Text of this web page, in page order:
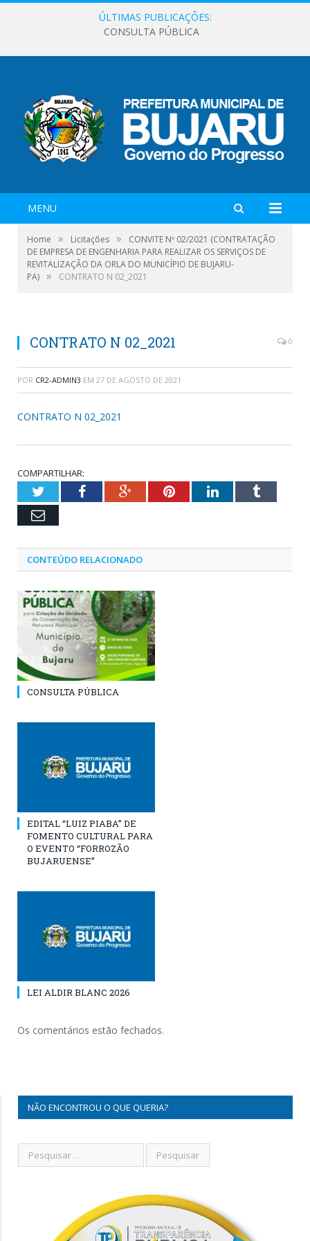
ÚLTIMAS PUBLICAÇÕES:
CONSULTA PÚBLICA
MENU
Home » Licitações »
CONVITE Nº 02/2021 (CONTRATAÇÃO
DE EMPRESA DE ENGENHARIA PARA REALIZAR OS SERVIÇOS DE
REVITALIZAÇÃO DA ORLA DO MUNICÍPIO DE BUJARU-
PA) » CONTRATO N 02_2021
CONTRATO N 02_2021 0
POR CR2-ADMIN3 EM 27 DE AGOSTO DE 2021
CONTRATO N 02_2021
COMPARTILHAR:
TwitterFacebookGoogle+PinterestLinkedInTumblr
Email
CONTEÚDO RELACIONADO
CONSULTA PÚBLICA
EDITAL “LUIZ PIABA” DE
FOMENTO CULTURAL PARA
O EVENTO “FORROZÃO
BUJARUENSE”
LEI ALDIR BLANC 2026
Os comentários estão fechados.
NÃO ENCONTROU O QUE QUERIA?